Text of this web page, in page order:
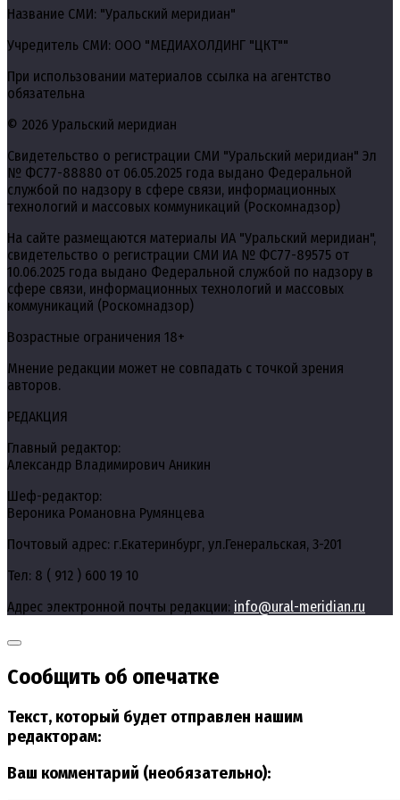
Название СМИ: "Уральский меридиан"
Учредитель СМИ: ООО "МЕДИАХОЛДИНГ "ЦКТ""
При использовании материалов ссылка на агентство
обязательна
© 2026 Уральский меридиан
Свидетельство о регистрации СМИ "Уральский меридиан" Эл
№ ФС77-88880 от 06.05.2025 года выдано Федеральной
службой по надзору в сфере связи, информационных
технологий и массовых коммуникаций (Роскомнадзор)
На сайте размещаются материалы ИА "Уральский меридиан",
свидетельство о регистрации СМИ ИА № ФС77-89575 от
10.06.2025 года выдано Федеральной службой по надзору в
сфере связи, информационных технологий и массовых
коммуникаций (Роскомнадзор)
Возрастные ограничения 18+
Мнение редакции может не совпадать с точкой зрения
авторов.
РЕДАКЦИЯ
Главный редактор:
Александр Владимирович Аникин
Шеф-редактор:
Вероника Романовна Румянцева
Почтовый адрес: г.Екатеринбург, ул.Генеральская, 3-201
Тел: 8 ( 912 ) 600 19 10
Адрес электронной почты редакции: info@ural-meridian.ru
Сообщить об опечатке
Текст, который будет отправлен нашим
редакторам:
Ваш комментарий (необязательно):